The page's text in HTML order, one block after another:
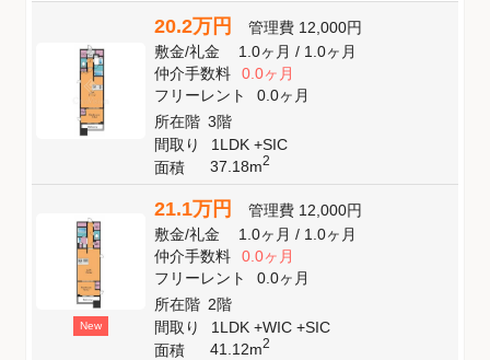
20.2万円 管理費 12,000円
敷金/礼金 1.0ヶ月/ 1.0ヶ月
仲介手数料
0.0ヶ月
フリーレント
0.0ヶ月
所在階 3階
間取り
1LDK +SIC
面積
37.18m2
New
21.1万円 管理費 12,000円
敷金/礼金 1.0ヶ月/ 1.0ヶ月
仲介手数料
0.0ヶ月
フリーレント
0.0ヶ月
所在階 2階
間取り
1LDK +WIC +SIC
面積
41.12m2